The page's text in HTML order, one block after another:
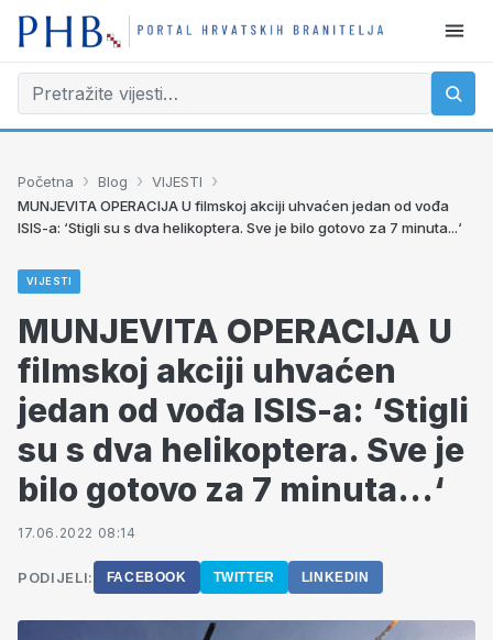
Početna › Blog › VIJESTI ›
MUNJEVITA OPERACIJA U filmskoj akciji uhvaćen jedan od vođa
ISIS-a: ‘Stigli su s dva helikoptera. Sve je bilo gotovo za 7 minuta...‘
VIJESTI
MUNJEVITA OPERACIJA U
filmskoj akciji uhvaćen
jedan od vođa ISIS-a: ‘Stigli
su s dva helikoptera. Sve je
bilo gotovo za 7 minuta...‘
17.06.2022 08:14
PODIJELI: FACEBOOK TWITTER LINKEDIN